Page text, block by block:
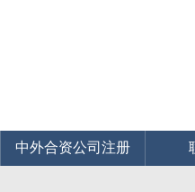
中外合资公司注册